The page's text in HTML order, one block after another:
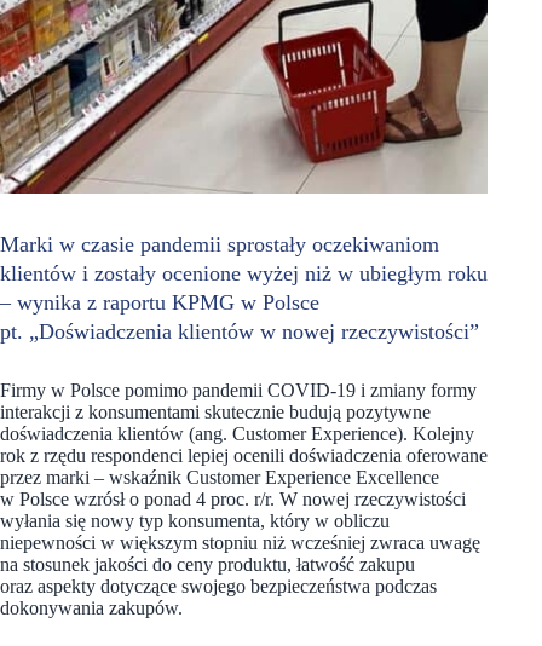
Marki w czasie pandemii sprostały oczekiwaniom
klientów i zostały ocenione wyżej niż w ubiegłym roku
– wynika z raportu KPMG w Polsce
pt. „Doświadczenia klientów w nowej rzeczywistości”
Firmy w Polsce pomimo pandemii COVID-19 i zmiany formy
interakcji z konsumentami skutecznie budują pozytywne
doświadczenia klientów (ang. Customer Experience). Kolejny
rok z rzędu respondenci lepiej ocenili doświadczenia oferowane
przez marki – wskaźnik Customer Experience Excellence
w Polsce wzrósł o ponad 4 proc. r/r. W nowej rzeczywistości
wyłania się nowy typ konsumenta, który w obliczu
niepewności w większym stopniu niż wcześniej zwraca uwagę
na stosunek jakości do ceny produktu, łatwość zakupu
oraz aspekty dotyczące swojego bezpieczeństwa podczas
dokonywania zakupów.